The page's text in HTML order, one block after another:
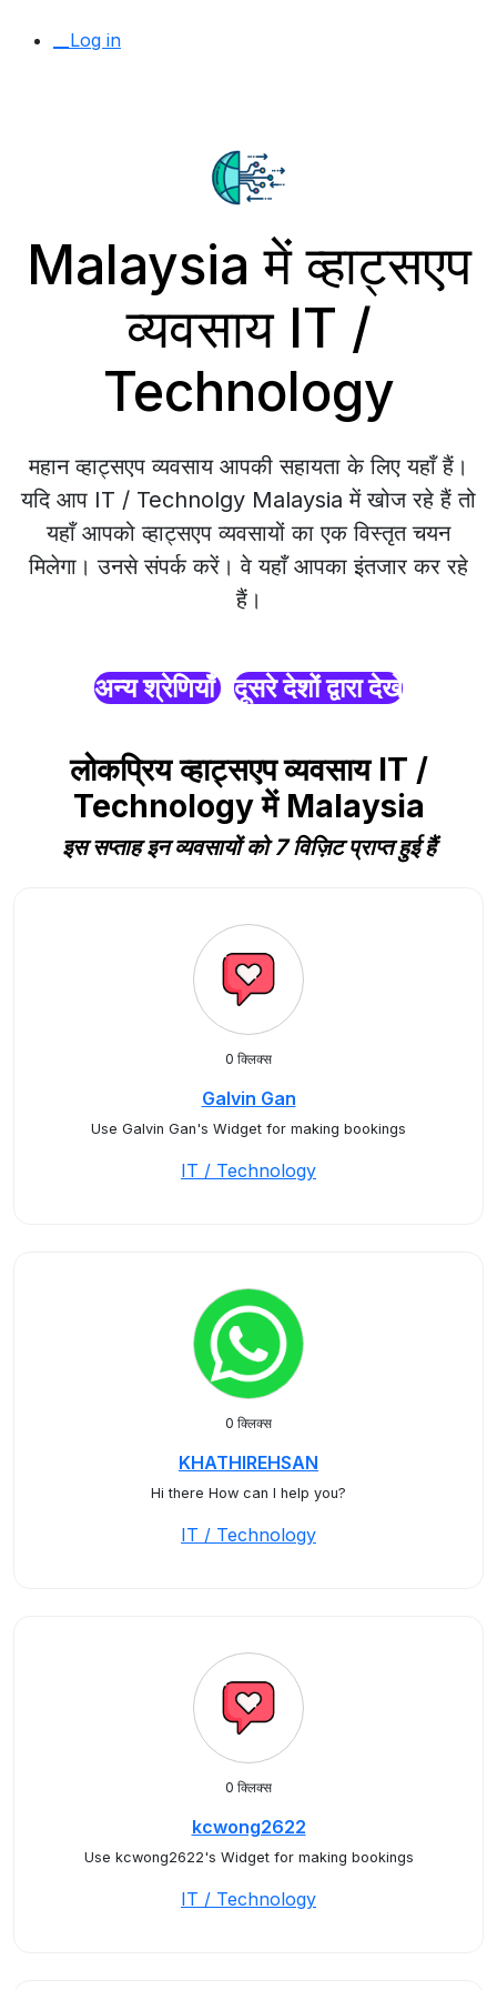
__Log in
Malaysia में व्हाट्सएप
व्यवसाय IT /
Technology
महान व्हाट्सएप व्यवसाय आपकी सहायता के लिए यहाँ हैं।
यदि आप IT / Technolgy Malaysia में खोज रहे हैं तो
यहाँ आपको व्हाट्सएप व्यवसायों का एक विस्तृत चयन
मिलेगा। उनसे संपर्क करें। वे यहाँ आपका इंतजार कर रहे
हैं।
अन्य श्रेणियाँ दूसरे देशों द्वारा देखें
लोकप्रिय व्हाट्सएप व्यवसाय IT /
Technology में Malaysia
इस सप्ताह इन व्यवसायों को 7 विज़िट प्राप्त हुई हैं
0 क्लिक्स
Galvin Gan
Use Galvin Gan's Widget for making bookings
IT / Technology
0 क्लिक्स
KHATHIREHSAN
Hi there How can I help you?
IT / Technology
0 क्लिक्स
kcwong2622
Use kcwong2622's Widget for making bookings
IT / Technology